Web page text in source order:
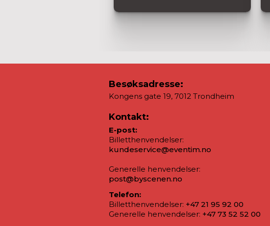
Besøksadresse:
Kongens gate 19, 7012 Trondheim
Kontakt:
E-post:
Billetthenvendelser:
kundeservice@eventim.no
Generelle henvendelser:
post@byscenen.no
Telefon:
Billetthenvendelser: +47 21 95 92 00
Generelle henvendelser: +47 73 52 52 00